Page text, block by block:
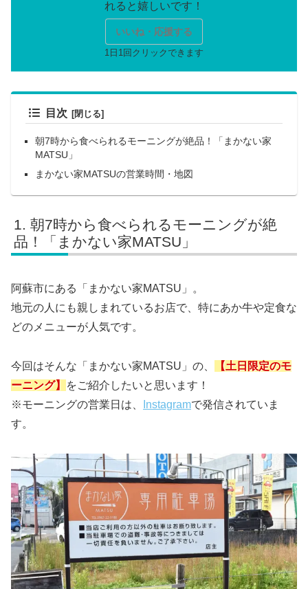
いいね・応援する
目次
朝7時から食べられるモーニングが絶品！「まかない家
MATSU」
まかない家MATSUの営業時間・地図
朝7時から食べられるモーニングが絶
品！「まかない家MATSU」
阿蘇市にある「まかない家MATSU」。
地元の人にも親しまれているお店で、特にあか牛や定食な
どのメニューが人気です。
今回はそんな「まかない家MATSU」の、
【土日限定のモ
ーニング】
をご紹介したいと思います！
※モーニングの営業日は、
Instagramで発信されていま
す。